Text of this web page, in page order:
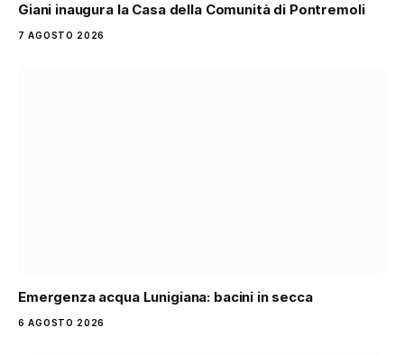
Giani inaugura la Casa della Comunità di Pontremoli
7 AGOSTO 2026
Emergenza acqua Lunigiana: bacini in secca
6 AGOSTO 2026